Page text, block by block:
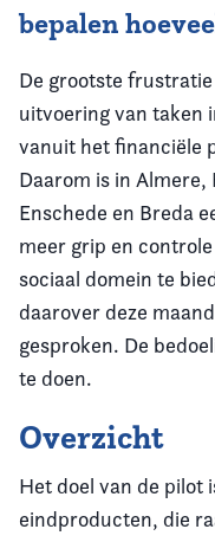
bepalen
De grootste
uitvoering van taken
vanuit het financiële
Daarom is in
Enschede en Breda
meer grip en
sociaal domein te
daarover deze
gesproken. De
te doen.
Overzicht
Het doel van de pilot
eindproducten, die